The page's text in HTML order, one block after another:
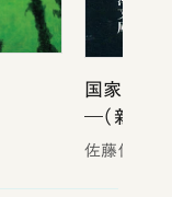
国家の罠
―（新潮文
佐藤優